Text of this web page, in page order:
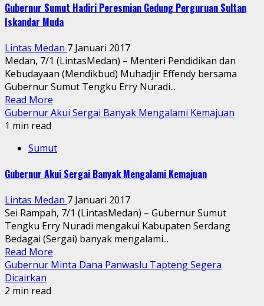
Gubernur Sumut Hadiri Peresmian Gedung Perguruan Sultan
Iskandar Muda
Lintas Medan 7 Januari 2017
Medan, 7/1 (LintasMedan) – Menteri Pendidikan dan
Kebudayaan (Mendikbud) Muhadjir Effendy bersama
Gubernur Sumut Tengku Erry Nuradi...
Read More
Gubernur Akui Sergai Banyak Mengalami Kemajuan
1 min read
Sumut
Gubernur Akui Sergai Banyak Mengalami Kemajuan
Lintas Medan 7 Januari 2017
Sei Rampah, 7/1 (LintasMedan) – Gubernur Sumut
Tengku Erry Nuradi mengakui Kabupaten Serdang
Bedagai (Sergai) banyak mengalami...
Read More
Gubernur Minta Dana Panwaslu Tapteng Segera
Dicairkan
2 min read